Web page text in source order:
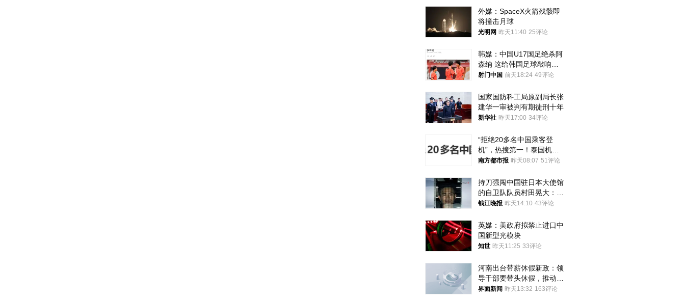
外媒：SpaceX火箭残骸即
将撞击月球
光明网 昨天11:40 25评论
韩媒：中国U17国足绝杀阿
森纳 这给韩国足球敲响了
警钟
射门中国 前天18:24 49评论
国家国防科工局原副局长张
建华一审被判有期徒刑十年
新华社 昨天17:00 34评论
“拒绝20多名中国乘客登
机”，热搜第一！泰国机场
方道歉
南方都市报 昨天08:07 51评论
持刀强闯中国驻日本大使馆
的自卫队队员村田晃大：对
自己的行为深感后悔；曾申
钱江晚报 昨天14:10 43评论
英媒：美政府拟禁止进口中
国新型光模块
知世 昨天11:25 33评论
河南出台带薪休假新政：领
导干部要带头休假，推动全
员应休尽休、休满休足
界面新闻 昨天13:32 163评论